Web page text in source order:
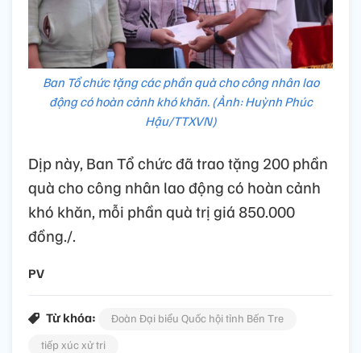
Ban Tổ chức tặng các phần quà cho công nhân lao
động có hoàn cảnh khó khăn. (Ảnh: Huỳnh Phúc
Hậu/TTXVN)
Dịp này, Ban Tổ chức đã trao tặng 200 phần
quà cho công nhân lao động có hoàn cảnh
khó khăn, mỗi phần quà trị giá 850.000
đồng./.
PV
Từ khóa:
Đoàn Đại biểu Quốc hội tỉnh Bến Tre
tiếp xúc xử tri